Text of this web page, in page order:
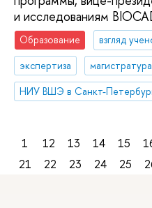
и исследованиям
Образование
взгляд
экспертиза
магистратура
НИУ ВШЭ в Санкт-
1 12 13 14 15
21
22 23 24 25